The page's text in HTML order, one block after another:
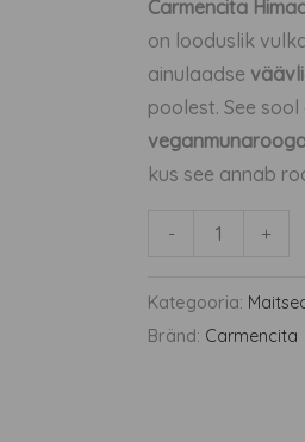
Carmencita
on looduslik
ainulaadse
poolest. See
kus see annab
- +
Kategooria:
Bränd: Carmencita